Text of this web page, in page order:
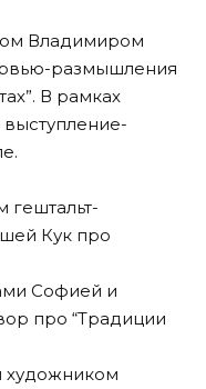
Владимиром
размышления
В рамках
выступление-
гештальт-
Кук про
Софией и
про “Традиции
художником